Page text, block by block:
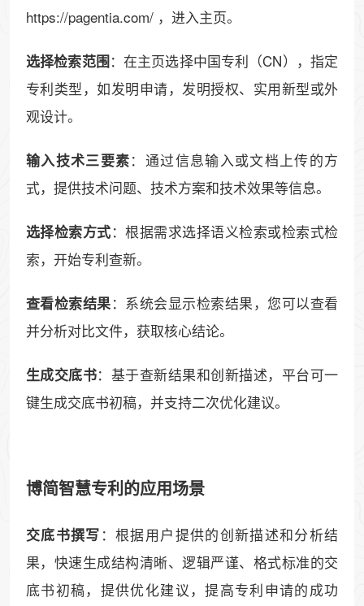
https://pagentia.com/ ，进入主页。
选择检索范围：在主页选择中国专利（CN），指定
专利类型，如发明申请，发明授权、实用新型或外
观设计。
输入技术三要素：通过信息输入或文档上传的方
式，提供技术问题、技术方案和技术效果等信息。
选择检索方式：根据需求选择语义检索或检索式检
索，开始专利查新。
查看检索结果：系统会显示检索结果，您可以查看
并分析对比文件，获取核心结论。
生成交底书：基于查新结果和创新描述，平台可一
键生成交底书初稿，并支持二次优化建议。
博简智慧专利的应用场景
交底书撰写 ：根据用户提供的创新描述和分析结
果，快速生成结构清晰、逻辑严谨、格式标准的交
底书初稿，提供优化建议，提高专利申请的成功